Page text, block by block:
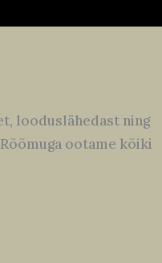
looduslähedast ning
Rõõmuga ootame kõiki